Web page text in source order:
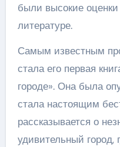
были высокие
литературе.
Самым известным
стала его первая
городе». Она была
стала настоящим
рассказывается о
удивительный